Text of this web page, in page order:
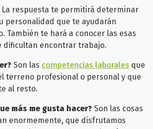
La respuesta te permitirá determinar
personalidad que te ayudarán
También te hará a conocer las esas
dificultan encontrar trabajo.
Son las competencias laborales que
terreno profesional o personal y que
al resto.
más me gusta hacer? Son las cosas
enormemente, que disfrutamos